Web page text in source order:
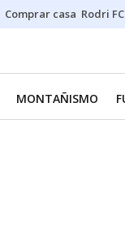
Comprar casa Rodri
MONTAÑISMO